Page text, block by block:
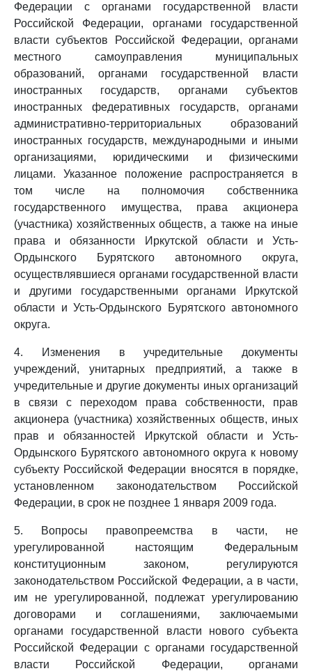
Федерации с органами государственной власти
Российской Федерации, органами государственной
власти субъектов Российской Федерации, органами
местного самоуправления муниципальных
образований, органами государственной власти
иностранных государств, органами субъектов
иностранных федеративных государств, органами
административно-территориальных образований
иностранных государств, международными и иными
организациями, юридическими и физическими
лицами. Указанное положение распространяется в
том числе на полномочия собственника
государственного имущества, права акционера
(участника) хозяйственных обществ, а также на иные
права и обязанности Иркутской области и Усть-
Ордынского Бурятского автономного округа,
осуществлявшиеся органами государственной власти
и другими государственными органами Иркутской
области и Усть-Ордынского Бурятского автономного
округа.
4. Изменения в учредительные документы
учреждений, унитарных предприятий, а также в
учредительные и другие документы иных организаций
в связи с переходом права собственности, прав
акционера (участника) хозяйственных обществ, иных
прав и обязанностей Иркутской области и Усть-
Ордынского Бурятского автономного округа к новому
субъекту Российской Федерации вносятся в порядке,
установленном законодательством Российской
Федерации, в срок не позднее 1 января 2009 года.
5. Вопросы правопреемства в части, не
урегулированной настоящим Федеральным
конституционным законом, регулируются
законодательством Российской Федерации, а в части,
им не урегулированной, подлежат урегулированию
договорами и соглашениями, заключаемыми
органами государственной власти нового субъекта
Российской Федерации с органами государственной
власти Российской Федерации, органами